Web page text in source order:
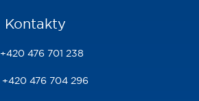
Kontakty
+420 476 701 238
+420 476 704 296